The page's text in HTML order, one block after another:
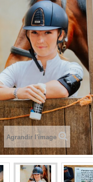
Agrandir l'image